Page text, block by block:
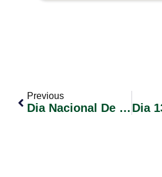
Previous
Dia Nacional De Vacinação